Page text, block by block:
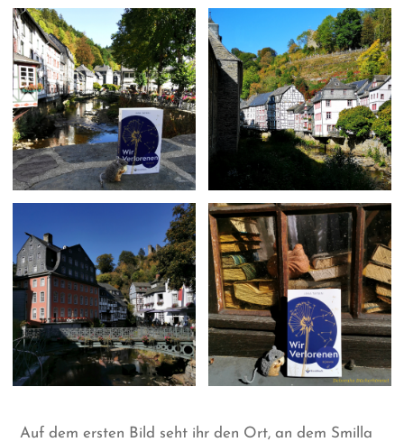
Auf dem ersten Bild seht ihr den Ort, an dem Smilla